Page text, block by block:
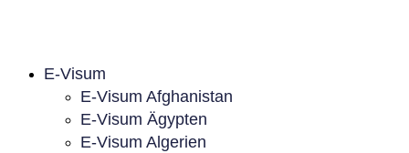
E-Visum
E-Visum Afghanistan
E-Visum Ägypten
E-Visum Algerien